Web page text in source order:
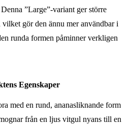
”Large”-variant ger större
gör den ännu mer användbar i
runda formen påminner verkligen
Egenskaper
med en rund, ananasliknande form
från en ljus vitgul nyans till en